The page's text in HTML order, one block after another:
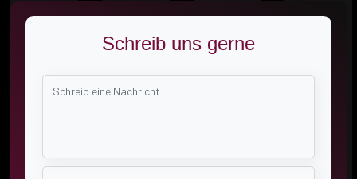
Schreib uns gerne